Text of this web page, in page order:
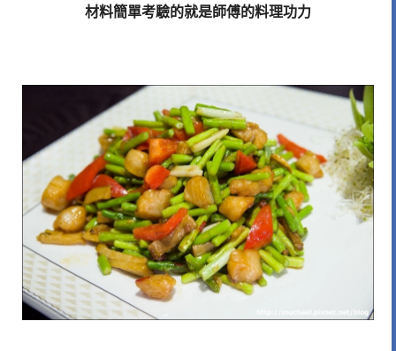
材料簡單考驗的就是師傅的料理功力